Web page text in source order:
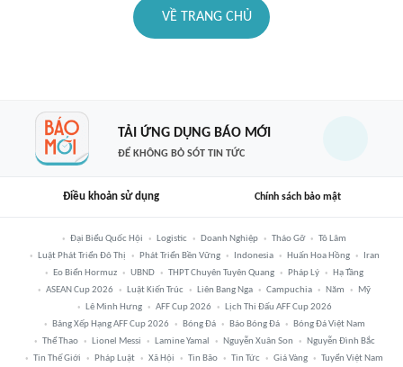
VỀ TRANG CHỦ
TẢI ỨNG DỤNG BÁO MỚI
ĐỂ KHÔNG BỎ SÓT TIN TỨC
Điều khoản sử dụng Chính sách bảo mật
Đại Biểu Quốc Hội Logistic Doanh Nghiệp Tháo Gỡ
Tô Lâm
Luật Phát Triển Đô Thị
Phát Triển Bền Vững Indonesia Huấn Hoa Hồng
Iran
Eo Biển Hormuz
UBND THPT Chuyên Tuyên Quang Pháp Lý
Hạ Tầng
ASEAN Cup 2026
Luật Kiến Trúc Liên Bang Nga Campuchia Năm
Mỹ
Lê Minh Hưng
AFF Cup 2026
Lịch Thi Đấu AFF Cup 2026
Bảng Xếp Hạng AFF Cup 2026
Bóng Đá Báo Bóng Đá
Bóng Đá Việt Nam
Thể Thao
Lionel Messi Lamine Yamal Nguyễn Xuân Son
Nguyễn Đình Bắc
Tin Thế Giới
Pháp Luật Xã Hội Tin Bão Tin Tức Giá Vàng Tuyển Việt Nam